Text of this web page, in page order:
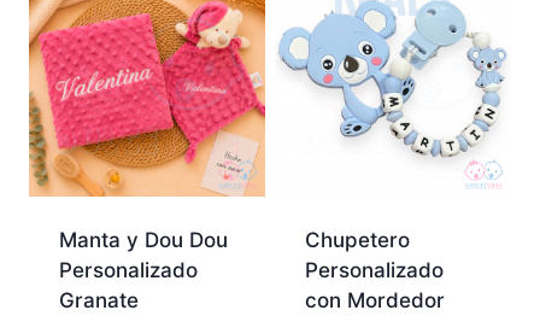
Manta y Dou Dou
Personalizado
Granate
Chupetero
Personalizado
con Mordedor